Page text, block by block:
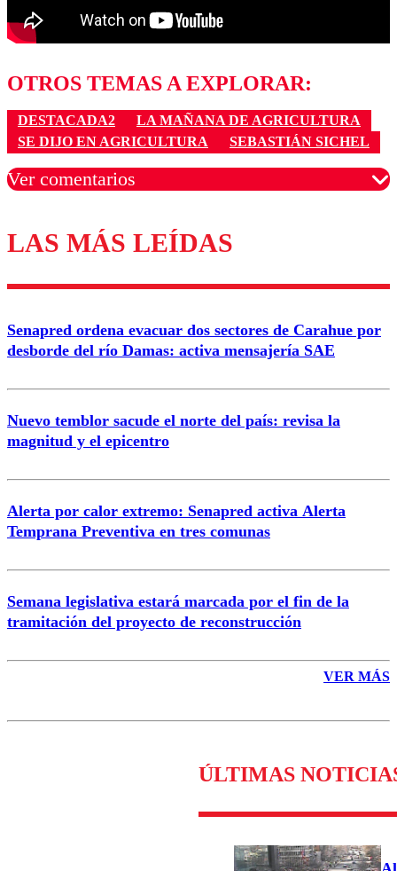
OTROS TEMAS A EXPLORAR:
DESTACADA2
LA MAÑANA DE AGRICULTURA
SE DIJO EN AGRICULTURA
SEBASTIÁN SICHEL
Ver comentarios
Los comentarios son moderados para garantizar un
diálogo respetuoso.
Nombre
Correo
LAS MÁS LEÍDAS
Senapred ordena evacuar dos sectores de Carahue por
desborde del río Damas: activa mensajería SAE
Nuevo temblor sacude el norte del país: revisa la
magnitud y el epicentro
Alerta por calor extremo: Senapred activa Alerta
Temprana Preventiva en tres comunas
Semana legislativa estará marcada por el fin de la
tramitación del proyecto de reconstrucción
VER MÁS
ÚLTIMAS